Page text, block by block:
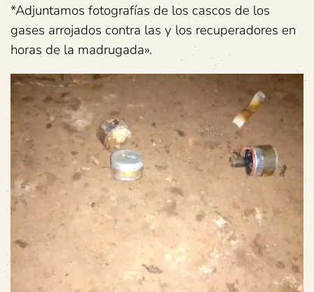
*Adjuntamos fotografías de los cascos de los
gases arrojados contra las y los recuperadores en
horas de la madrugada».